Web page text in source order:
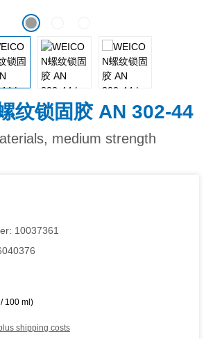
纹锁固胶 AN 302-44
medium strength
10037361
100 ml)
shipping costs